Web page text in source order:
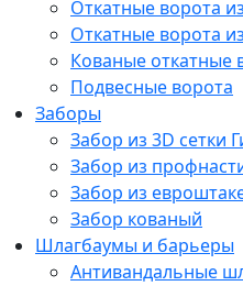
Откатные ворота
Откатные ворота
Кованые откатные
Подвесные ворота
Заборы
Забор из 3D сетки
Забор из
Забор из
Забор кованый
Шлагбаумы и барьеры
Антивандальные